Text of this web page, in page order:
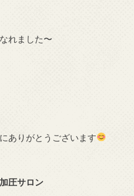
れました〜
ありがとうございます
圧サロン